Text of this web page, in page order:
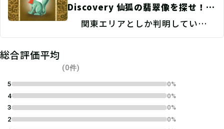
Discovery 仙狐の翡翠像を探せ！/
現地捜索
関東エリアとしか判明していな
い。
総合評価平均
(0件)
5
0%
4
0%
3
0%
2
0%